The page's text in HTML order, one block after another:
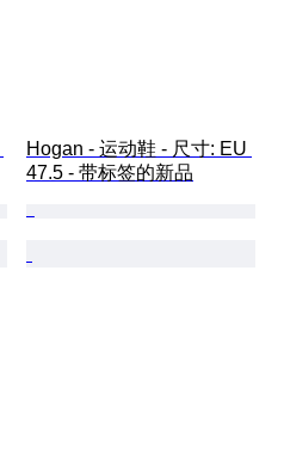
Hogan - 运动鞋 - 尺寸: EU
47.5 - 带标签的新品